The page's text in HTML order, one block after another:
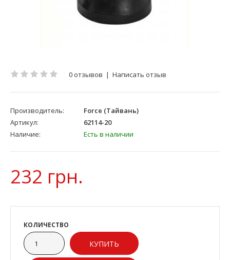
0 отзывов | Написать отзыв
Производитель:
Force (Тайвань)
Артикул:
62114-20
Наличие:
Есть в наличии
232 грн.
КОЛИЧЕСТВО